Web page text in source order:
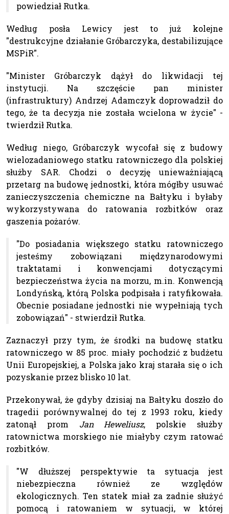
powiedział Rutka.
Według posła Lewicy jest to już kolejne
"destrukcyjne działanie Gróbarczyka, destabilizujące
MSPiR".
"Minister Gróbarczyk dążył do likwidacji tej
instytucji. Na szczęście pan minister
(infrastruktury) Andrzej Adamczyk doprowadził do
tego, że ta decyzja nie została wcielona w życie" -
twierdził Rutka.
Według niego, Gróbarczyk wycofał się z budowy
wielozadaniowego statku ratowniczego dla polskiej
służby SAR. Chodzi o decyzję unieważniającą
przetarg na budowę jednostki, która mógłby usuwać
zanieczyszczenia chemiczne na Bałtyku i byłaby
wykorzystywana do ratowania rozbitków oraz
gaszenia pożarów.
"Do posiadania większego statku ratowniczego
jesteśmy zobowiązani międzynarodowymi
traktatami i konwencjami dotyczącymi
bezpieczeństwa życia na morzu, m.in. Konwencją
Londyńską, którą Polska podpisała i ratyfikowała.
Obecnie posiadane jednostki nie wypełniają tych
zobowiązań" - stwierdził Rutka.
Zaznaczył przy tym, że środki na budowę statku
ratowniczego w 85 proc. miały pochodzić z budżetu
Unii Europejskiej, a Polska jako kraj starała się o ich
pozyskanie przez blisko 10 lat.
Przekonywał, że gdyby dzisiaj na Bałtyku doszło do
tragedii porównywalnej do tej z 1993 roku, kiedy
zatonął prom Jan Heweliusz, polskie służby
ratownictwa morskiego nie miałyby czym ratować
rozbitków.
"W dłuższej perspektywie ta sytuacja jest
niebezpieczna również ze względów
ekologicznych. Ten statek miał za zadnie służyć
pomocą i ratowaniem w sytuacji, w której